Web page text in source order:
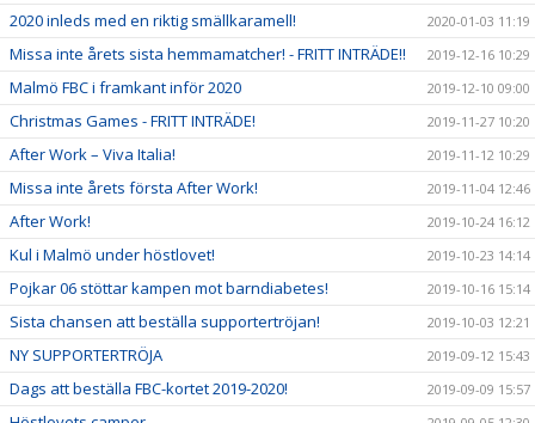
2020 inleds med en riktig smällkaramell! 2020-01-03 11:19
Missa inte årets sista hemmamatcher! - FRITT INTRÄDE!! 2019-12-16 10:29
Malmö FBC i framkant inför 2020 2019-12-10 09:00
Christmas Games - FRITT INTRÄDE! 2019-11-27 10:20
After Work – Viva Italia! 2019-11-12 10:29
Missa inte årets första After Work! 2019-11-04 12:46
After Work! 2019-10-24 16:12
Kul i Malmö under höstlovet! 2019-10-23 14:14
Pojkar 06 stöttar kampen mot barndiabetes! 2019-10-16 15:14
Sista chansen att beställa supportertröjan! 2019-10-03 12:21
NY SUPPORTERTRÖJA 2019-09-12 15:43
Dags att beställa FBC-kortet 2019-2020! 2019-09-09 15:57